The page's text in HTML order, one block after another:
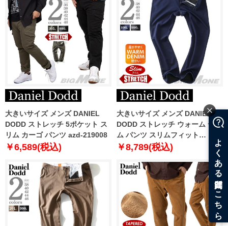
大きいサイズ メンズ DANIEL
DODD ストレッチ 5ポケット ス
リム カーゴ パンツ azd-219008
￥6,589(税込)
大きいサイズ メンズ DANIEL
DODD ストレッチ ウォーム デニ
ム パンツ スリムフィット
azd220501103s
￥8,789(税込)